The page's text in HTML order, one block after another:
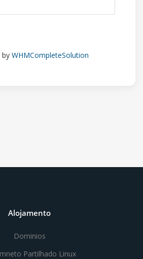
by WHMCompleteSolution
Alojamento
Dominios
Partilhado Linux